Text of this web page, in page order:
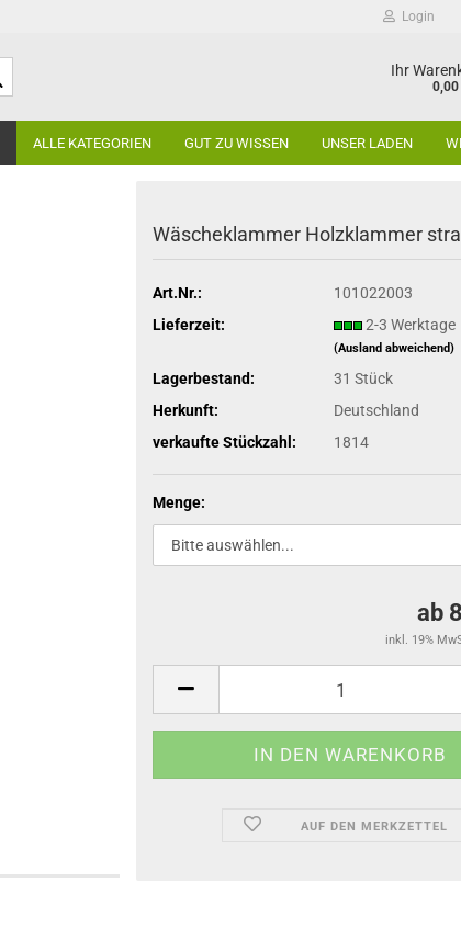
Login
Ihr
0,00
ALLE KATEGORIEN GUT ZU WISSEN UNSER LADEN
Wäscheklammer Holzklammer
Art.Nr.:
101022003
Lieferzeit:
2-3 Werktage
(Ausland abweichend)
Lagerbestand: 31 Stück
Herkunft:
Deutschland
verkaufte Stückzahl:
1814
Menge:
ab
inkl. 19%
AUF DEN MERKZETTEL